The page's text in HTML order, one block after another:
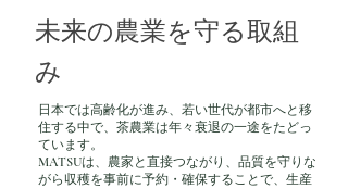
日本では高齢化が進み、若い世代が都市へと移
住する中で、茶農業は年々衰退の一途をたどっ
ています。
MATSUは、農家と直接つながり、品質を守りな
がら収穫を事前に予約・確保することで、生産
未来の農業を守る取組
み